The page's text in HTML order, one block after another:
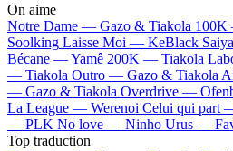
On aime
Notre Dame — Gazo & Tiakola
Soolking Laisse Moi — KeBlack
Bécane —Yamê 200K — Tiakola
— Tiakola Outro — Gazo & Tiakola
— Gazo & Tiakola Overdrive —
La League — Werenoi Celui qui part
— PLK No love — Ninho Urus —
Top traduction